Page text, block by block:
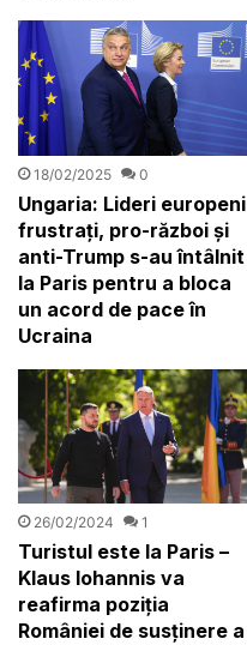
18/02/2025 0
Ungaria: Lideri europeni
frustrați, pro-război și
anti-Trump s-au întâlnit
la Paris pentru a bloca
un acord de pace în
Ucraina
26/02/2024 1
Turistul este la Paris –
Klaus Iohannis va
reafirma poziţia
României de susţinere a